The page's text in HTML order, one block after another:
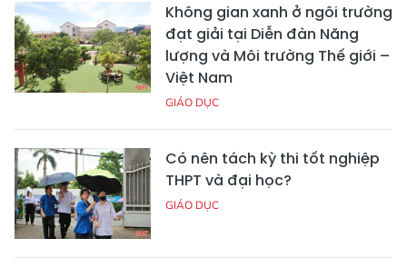
Không gian xanh ở ngôi trường
đạt giải tại Diễn đàn Năng
lượng và Môi trường Thế giới –
Việt Nam
GIÁO DỤC
Có nên tách kỳ thi tốt nghiệp
THPT và đại học?
GIÁO DỤC